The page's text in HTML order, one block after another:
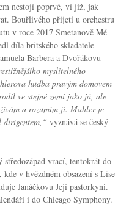
nestojí poprvé, ví již, jak
Bouřlivého přijetí u orchestru
v roce 2017 Smetanově Mé
díla britského skladatele
Barbera a Dvořákovu
myslitelného
hudba pravým domovem
ve stejné zemi jako já, ale
a rozumím jí. Mahler je
dirigentem,“ vyznává se český
středozápad vrací, tentokrát do
v hvězdném obsazení s Lise
Janáčkovu Její pastorkyni.
i do Chicago Symphony.